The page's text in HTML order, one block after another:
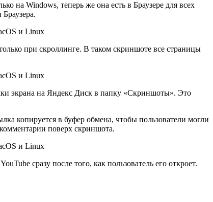
на Windows, теперь же она есть в Браузере для всех
при скроллинге. В таком скриншоте все страницы
экрана на Яндекс Диск в папку «Скриншоты». Это
копируется в буфер обмена, чтобы пользователи могли
поверх скриншота.
сразу после того, как пользователь его откроет.